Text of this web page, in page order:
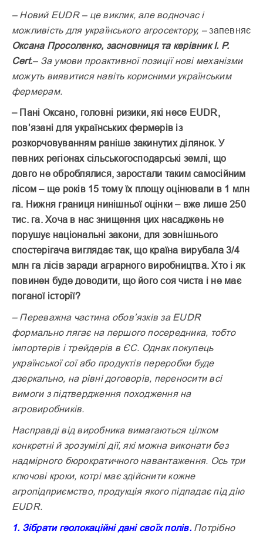
– Новий EUDR – це виклик, але водночас і
можливість для українського агросектору, –запевняє
Оксана Просоленко, засновниця та керівник I. P.
Cert.– За умови проактивної позиції нові механізми
можуть виявитися навіть корисними українським
фермерам.
– Пані Оксано, головні ризики, які несе EUDR,
пов’язані для українських фермерів із
розкорчовуванням раніше закинутих ділянок. У
певних регіонах сільськогосподарські землі, що
довго не оброблялися, заростали таким самосійним
лісом – ще років 15 тому їх площу оцінювали в 1 млн
га. Нижня границя нинішньої оцінки – вже лише 250
тис. га. Хоча в нас знищення цих насад­жень не
порушує національні закони, для зовнішнього
спостерігача виглядає так, що країна вирубала 3/4
млн га лісів заради аграрного виробництва. Хто і як
повинен буде доводити, що його соя чиста і не має
поганої історії?
– Переважна частина обов’язків за EUDR
формально лягає на першого посередника, тобто
імпортерів і трейдерів в ЄС. Однак покупець
української сої або продуктів переробки буде
дзеркально, на рівні договорів, переносити всі
вимоги з підтвердження поход­ження на
агровиробників.
Насправді від виробника вимагаються цілком
конкретні й зрозумілі дії, які можна виконати без
надмірного бюрократичного навантаження. Ось три
ключові кроки, котрі має здійснити кожне
агропідприємство, продукція якого підпадає під дію
EUDR.
1. Зібрати геолокаційні дані своїх полів.Потрібно